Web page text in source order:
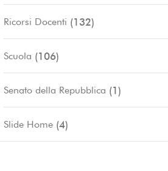
Ricorsi Docenti (132)
Scuola (106)
Senato della Repubblica (1)
Slide Home (4)